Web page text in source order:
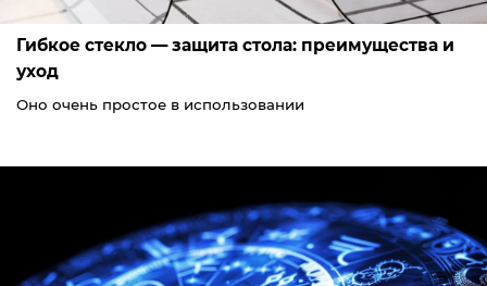
Гибкое стекло — защита стола: преимущества и
уход
Оно очень простое в использовании